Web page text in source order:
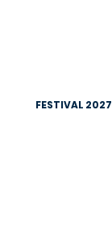
FESTIVAL 2027